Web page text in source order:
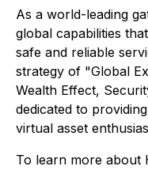
As a world-leading
global capabilities
safe and reliable
strategy of "Global
Wealth Effect,
dedicated to
virtual asset
To learn more about